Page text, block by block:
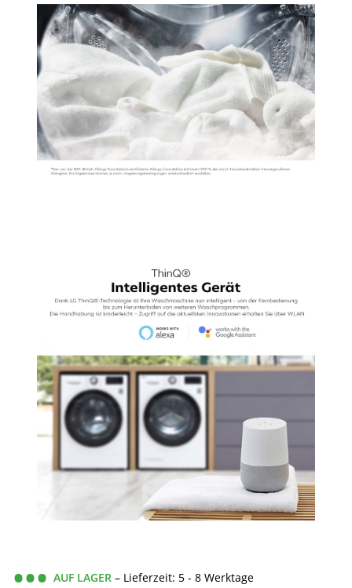
AUF LAGER – Lieferzeit: 5 - 8 Werktage